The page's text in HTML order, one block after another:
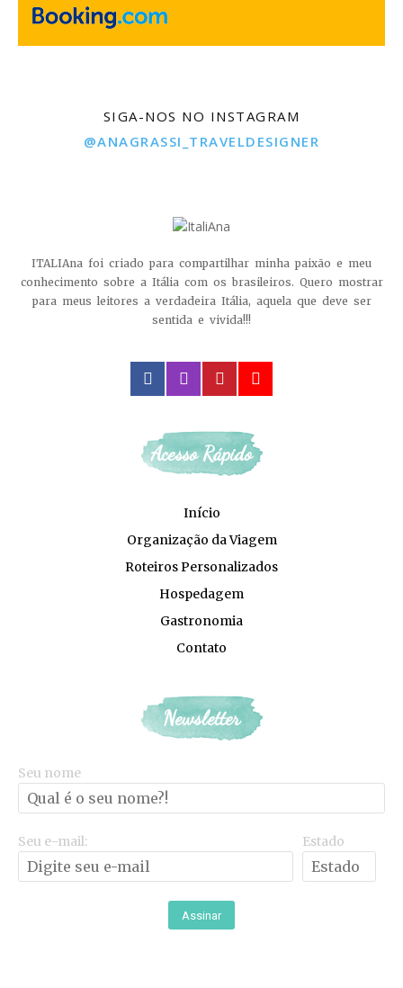
SIGA-NOS NO INSTAGRAM
@ANAGRASSI_TRAVELDESIGNER
ITALIAna foi criado para compartilhar minha paixão e meu
conhecimento sobre a Itália com os brasileiros. Quero mostrar
para meus leitores a verdadeira Itália, aquela que deve ser
sentida e vivida!!!
Acesso Rápido
Início
Organização da Viagem
Roteiros Personalizados
Hospedagem
Gastronomia
Contato
Newsletter
Seu nome
Seu e-mail: Estado